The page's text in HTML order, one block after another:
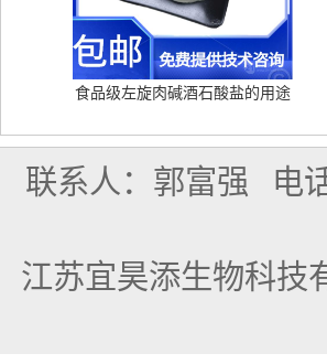
食品级左旋肉碱酒石酸盐的用途
联系人：郭富强 电
江苏宜昊添生物科技